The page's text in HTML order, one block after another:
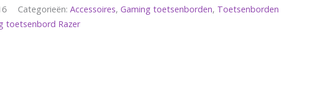
Categorieën:Accessoires,Gaming toetsenborden, Toetsenborden
toetsenbord Razer